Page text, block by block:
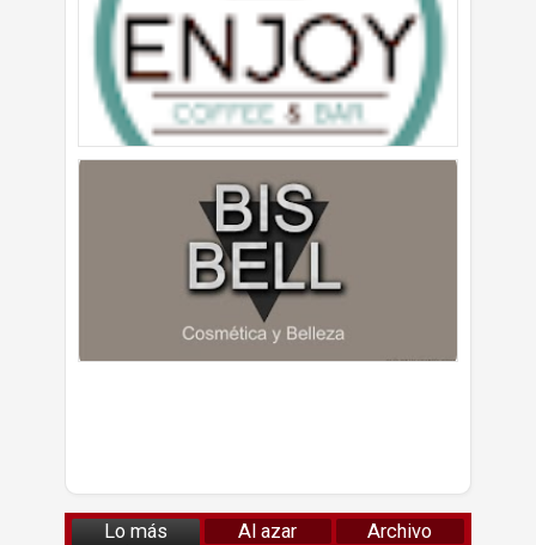
Lo más
Al azar Archivo